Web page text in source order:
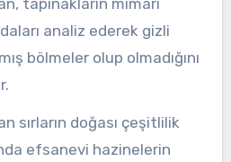
analiz ederek gizli
bölmeler olup olmadığını
sırların doğası çeşitlilik
efsanevi hazinelerin